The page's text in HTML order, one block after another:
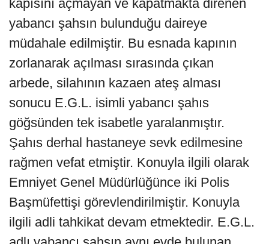
kapısını açmayan ve kapatmakta direnen
yabancı şahsın bulunduğu daireye
müdahale edilmiştir. Bu esnada kapının
zorlanarak açılması sırasında çıkan
arbede, silahının kazaen ateş alması
sonucu E.G.L. isimli yabancı şahıs
göğsünden tek isabetle yaralanmıştır.
Şahıs derhal hastaneye sevk edilmesine
rağmen vefat etmiştir. Konuyla ilgili olarak
Emniyet Genel Müdürlüğünce iki Polis
Başmüfettişi görevlendirilmiştir. Konuyla
ilgili adli tahkikat devam etmektedir. E.G.L.